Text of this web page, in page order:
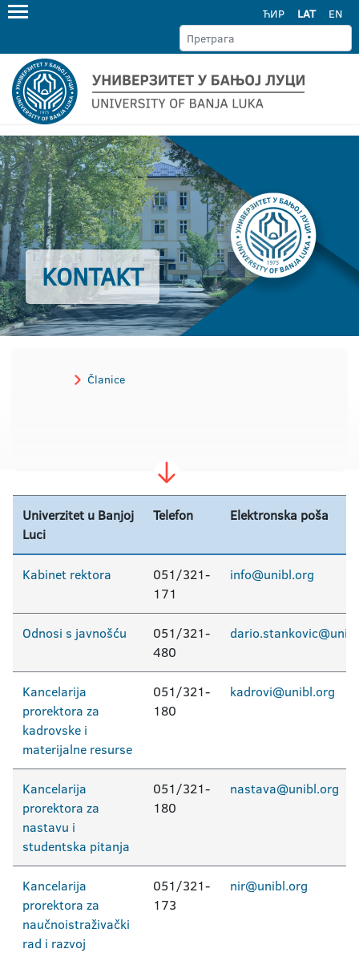
ЋИР LAT EN
KONTAKT
Članice
Univerzitet u Banjoj
Luci
Telefon Elektronska poša
Kabinet rektora
051/321-
171
info@unibl.org
Odnosi s javnošću
051/321-
480
Kancelarija
prorektora za
kadrovske i
materijalne resurse
051/321-
180
kadrovi@unibl.org
Kancelarija
prorektora za
nastavu i
studentska pitanja
051/321-
180
nastava@unibl.org
Kancelarija
prorektora za
naučnoistraživački
rad i razvoj
051/321-
173
nir@unibl.org